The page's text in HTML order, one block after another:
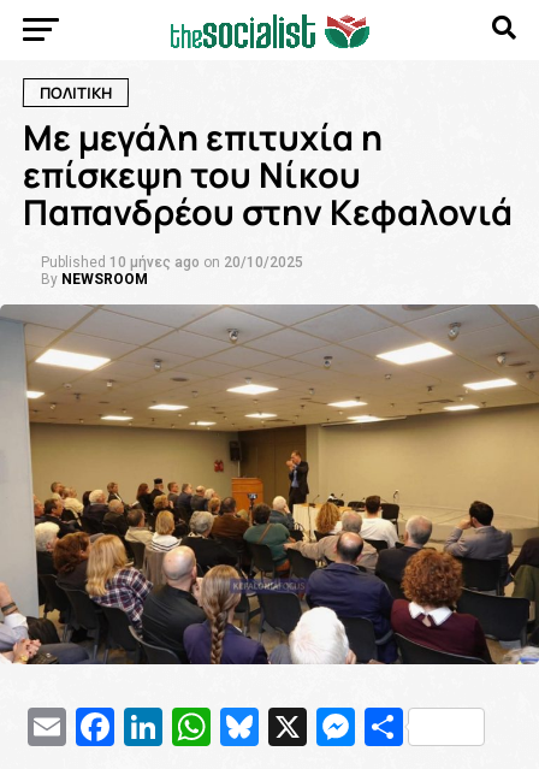
ΠΟΛΙΤΙΚΗ
Με μεγάλη επιτυχία η
επίσκεψη του Νίκου
Παπανδρέου στην Κεφαλονιά
Published 10 μήνες ago on 20/10/2025
By NEWSROOM
EmailFacebook
LinkedIn
WhatsApp
Bluesky
X